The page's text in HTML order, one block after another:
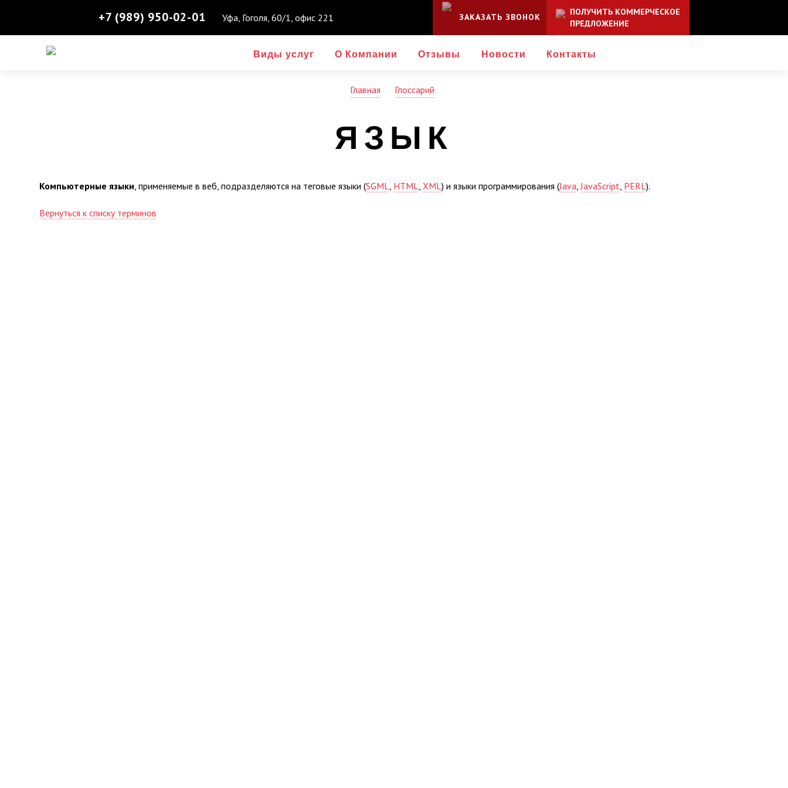
+7 (989) 950-02-01 Уфа, Гоголя, 60/1, офис 221 ЗАКАЗАТЬ ЗВОНОК
ПОЛУЧИТЬ КОММЕРЧЕСКОЕ
ПРЕДЛОЖЕНИЕ
Виды услуг О Компании Отзывы Новости Контакты
Главная Глоссарий
ЯЗЫК
Компьютерные языки, применяемые в веб, подразделяются на теговые языки (SGML, HTML,XML) и языки программирования (Java,JavaScript, PERL).
Вернуться к списку терминов